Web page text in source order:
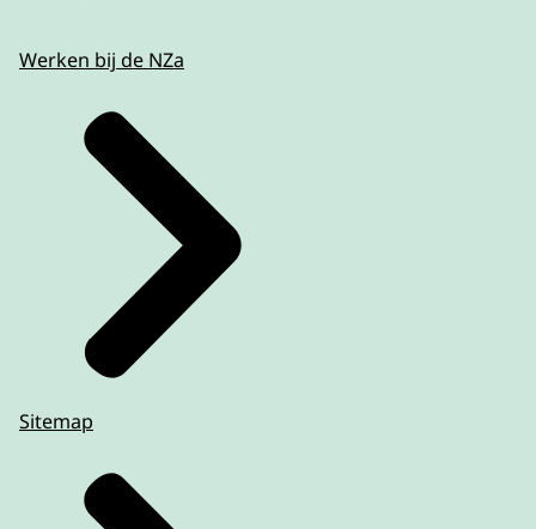
Werken bij de NZa
Sitemap